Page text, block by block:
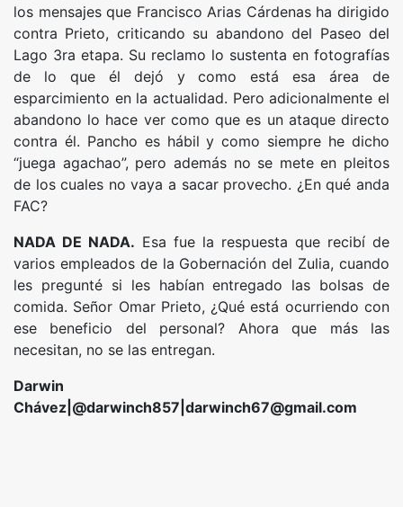
los mensajes que Francisco Arias Cárdenas ha dirigido
contra Prieto, criticando su abandono del Paseo del
Lago 3ra etapa. Su reclamo lo sustenta en fotografías
de lo que él dejó y como está esa área de
esparcimiento en la actualidad. Pero adicionalmente el
abandono lo hace ver como que es un ataque directo
contra él. Pancho es hábil y como siempre he dicho
“juega agachao”, pero además no se mete en pleitos
de los cuales no vaya a sacar provecho. ¿En qué anda
FAC?
NADA DE NADA. Esa fue la respuesta que recibí de
varios empleados de la Gobernación del Zulia, cuando
les pregunté si les habían entregado las bolsas de
comida. Señor Omar Prieto, ¿Qué está ocurriendo con
ese beneficio del personal? Ahora que más las
necesitan, no se las entregan.
Darwin
Chávez|@darwinch857| darwinch67@gmail.com